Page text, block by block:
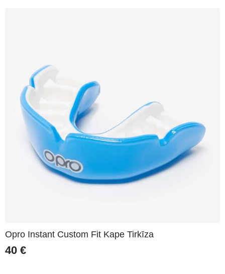
Opro Instant Custom Fit Kape Tirkīza
40 €